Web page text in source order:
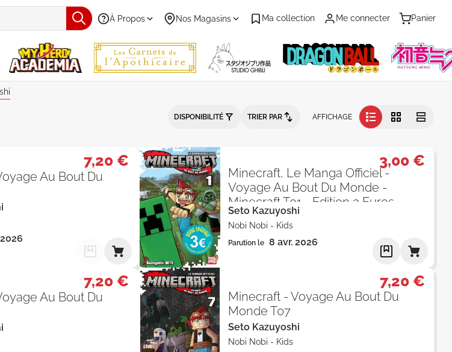
À Propos Nos Magasins Ma collection Me connecter Panier
- Par Date de parution - Catalogue produits
DISPONIBILITÉ TRIER PAR AFFICHAGE
7,20 €
Au Bout Du
3,00 €
Minecraft, Le Manga Officiel -
Voyage Au Bout Du Monde -
Minecraft T01 - Edition 3 Euros
Seto Kazuyoshi
Nobi Nobi - Kids
Parution le 8 avr. 2026
7,20 €
Au Bout Du
7,20 €
Minecraft - Voyage Au Bout Du
Monde T07
Seto Kazuyoshi
Nobi Nobi - Kids